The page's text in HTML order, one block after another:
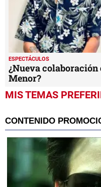
ESPECTÁCULOS
¿Nueva
Menor?
MIS TEMAS